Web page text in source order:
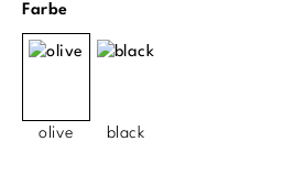
Farbeauswählen
olive black